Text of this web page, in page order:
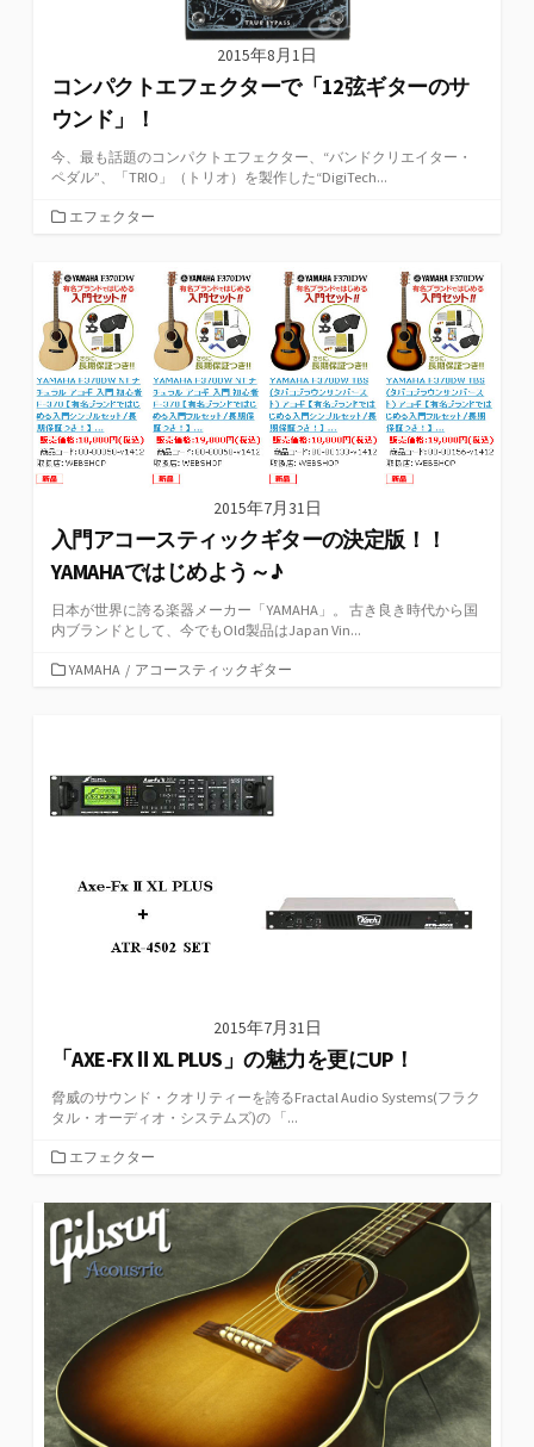
2015年8月1日
コンパクトエフェクターで「12弦ギターのサ
ウンド」！
今、最も話題のコンパクトエフェクター、“バンドクリエイター・
ペダル”、「TRIO」（トリオ）を製作した“DigiTech...
カ
リ
ー
エフェクター
2015年7月31日
入門アコースティックギターの決定版！！
YAMAHAではじめよう～♪
日本が世界に誇る楽器メーカー「YAMAHA」。 古き良き時代から国
内ブランドとして、今でもOld製品はJapan Vin...
カYAMAHA / アコースティックギター
2015年7月31日
「AXE-FX Ⅱ XL PLUS」の魅力を更にUP！
脅威のサウンド・クオリティーを誇るFractal Audio Systems(フラク
タル・オーディオ・システムズ)の 「...
カ
ゴ
リ
ー
エフェクター